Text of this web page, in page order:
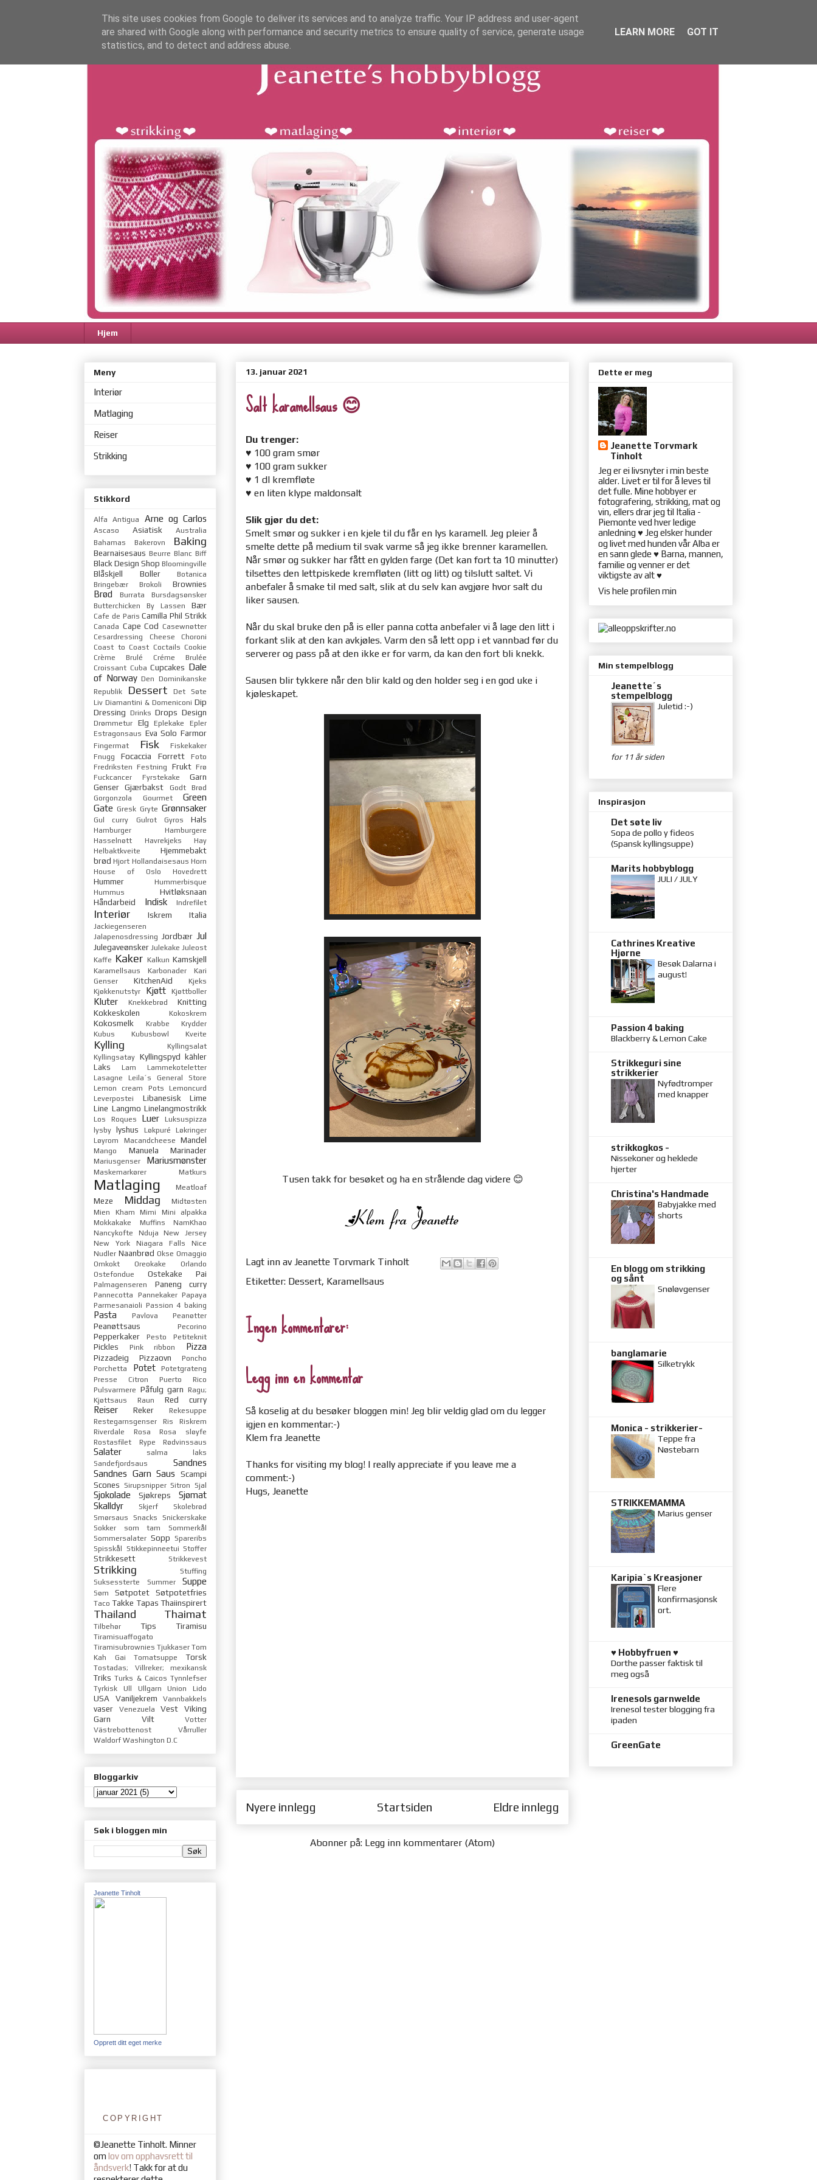
Hjem
13. januar 2021
Salt karamellsaus 😊
Du trenger:
♥ 100 gram smør
♥ 100 gram sukker
♥ 1 dl kremfløte
♥ en liten klype maldonsalt
Slik gjør du det:
Smelt smør og sukker i en kjele til du får en lys karamell. Jeg pleier å
smelte dette på medium til svak varme så jeg ikke brenner karamellen.
Når smør og sukker har fått en gylden farge (Det kan fort ta 10 minutter)
tilsettes den lettpiskede kremfløten (litt og litt) og tilslutt saltet. Vi
anbefaler å smake til med salt, slik at du selv kan avgjøre hvor salt du
liker sausen.
Når du skal bruke den på is eller panna cotta anbefaler vi å lage den litt i
forkant slik at den kan avkjøles. Varm den så lett opp i et vannbad før du
serverer og pass på at den ikke er for varm, da kan den fort bli knekk.
Sausen blir tykkere når den blir kald og den holder seg i en god uke i
kjøleskapet.
Tusen takk for besøket og ha en strålende dag videre 😊
Lagt inn avJeanette Torvmark Tinholt
Etiketter: Dessert, Karamellsaus
Ingen kommentarer:
Legg inn en kommentar
Så koselig at du besøker bloggen min! Jeg blir veldig glad om du legger
igjen en kommentar:-)
Klem fra Jeanette
Thanks for visiting my blog! I really appreciate if you leave me a
comment:-)
Hugs, Jeanette
Nyere innlegg Eldre innlegg
Startsiden
Abonner på: Legg inn kommentarer (Atom)
Meny
Interiør
Matlaging
Reiser
Strikking
Stikkord
Alfa Antigua Arne og Carlos
Ascaso Asiatisk
Australia
Bahamas
Bakerovn Baking
Bearnaisesaus Beurre Blanc Biff
Black Design Shop Bloomingville
Blåskjell Boller
Botanica
Bringebær
Brokoli Brownies
Brød Burrata
Bursdagsønsker
Butterchicken
By Lassen Bær
Cafe de Paris Camilla Phil Strikk
Canada Cape Cod Casewnøtter
Cesardressing
Cheese
Choroni
Coast to Coast Coctails Cookie
Crème Brulé
Créme Brulée
Croissant Cuba Cupcakes Dale
of Norway Den Dominikanske
Republik
Dessert
Det Søte
Liv Diamantini & Domeniconi Dip
Dressing Drinks Drops Design
Drømmetur Elg Eplekake
Epler
Estragonsaus Eva Solo Farmor
Fingermat Fisk
Fiskekaker
Fnugg
Focaccia Forrett
Foto
Fredriksten Festning
Frukt Frø
Fuckcancer
Fyrstekake
Garn
Genser Gjærbakst
Godt Brød
Gorgonzola
Gourmet
Green
Gate Gresk Gryte Grønnsaker
Gul curry Gulrot Gyros Hals
Hamburger
Hamburgere
Hasselnøtt
Havrekjeks
Hay
Helbaktkveite
Hjemmebakt
brød Hjort Hollandaisesaus Horn
House of Oslo
Hovedrett
Hummer
Hummerbisque
Hummus
Hvitløksnaan
Håndarbeid
Indisk Indrefilet
Interiør Iskrem Italia
Jackiegenseren
Jalapenosdressing
Jordbær Jul
Julegaveønsker Julekake Juleost
Kaffe Kaker Kalkun Kamskjell
Karamellsaus Karbonader
Kari
Genser
KitchenAid
Kjeks
Kjøkkenutstyr
Kjøtt Kjøttboller
Kluter Knekkebrød
Knitting
Kokkeskolen
Kokoskrem
Kokosmelk Krabbe
Krydder
Kubus
Kubusbowl Kveite
Kylling
Kyllingsalat
Kyllingsatay Kyllingspyd kähler
Laks
Lam
Lammekoteletter
Lasagne
Leila´s General Store
Lemon cream Pots
Lemoncurd
Leverpostei
Libanesisk
Lime
Line Langmo Linelangmostrikk
Los Roques Luer
Luksuspizza
lysby lyshus Løkpuré
Løkringer
Løyrom
Macandcheese Mandel
Mango Manuela Marinader
Mariusgenser Mariusmønster
Maskemarkører Matkurs
Matlaging Meatloaf
Meze Middag
Midtøsten
Mien Kham
Mimi
Mini alpakka
Mokkakake
Muffins
NamKhao
Nancykofte
Nduja
New Jersey
New York
Niagara Falls
Nice
Nudler Naanbrød Okse Omaggio
Omkokt
Oreokake
Orlando
Ostefondue
Ostekake Pai
Palmagenseren Paneng curry
Pannecotta Pannekaker Papaya
Parmesanaioli Passion 4 baking
Pasta Pavlova Peanøtter
Peanøttsaus Pecorino
Pepperkaker Pesto Petiteknit
Pickles Pink ribbon Pizza
Pizzadeig Pizzaovn
Poncho
Porchetta
Potet
Potetgrateng
Presse Citron
Puerto Rico
Pulsvarmere Påfulg garn Ragu;
Kjøttsaus
Raun Red curry
Reiser Reker
Rekesuppe
Restegarnsgenser
Ris
Riskrem
Riverdale
Rosa
Rosa sløyfe
Rostasfilet
Rype Rødvinssaus
Salater
salma laks
Sandefjordsaus
Sandnes
Sandnes Garn Saus
Scampi
Scones
Sirupsnipper Sitron Sjal
Sjokolade Sjøkreps
Sjømat
Skalldyr
Skjerf
Skolebrød
Smørsaus
Snacks
Snickerskake
Sokker
som tam
Sommerkål
Sommersalater Sopp
Spareribs
Spisskål
Stikkepinneetui Stoffer
Strikkesett Strikkevest
Strikking
Stuffing
Suksessterte
Summer Suppe
Søm Søtpotet Søtpotetfries
Taco Takke Tapas Thaiinspirert
Thailand Thaimat
Tilbehør Tips Tiramisu
Tiramisuaffogato
Tiramisubrownies Tjukkaser Tom
Kah Gai
Tomatsuppe Torsk
Tostadas; Villreker; mexikansk
Triks Turks & Caicos Tynnlefser
Tyrkisk
Ull Ullgarn Union Lido
USA Vaniljekrem Vannbakkels
vaser Venezuela Vest
Viking
Garn
Vilt
Votter
Västrebottenost
Vårruller
Waldorf Washington D.C
Bloggarkiv
Søk i bloggen min
Jeanette Tinholt
Opprett ditt eget merke
COPYRIGHT
©Jeanette Tinholt. Minner
om lov om opphavsrett til
åndsverk! Takk for at du
Dette er meg
Jeanette Torvmark
Tinholt
Jeg er ei livsnyter i min beste
alder. Livet er til for å leves til
det fulle. Mine hobbyer er
fotografering, strikking, mat og
vin, ellers drar jeg til Italia -
Piemonte ved hver ledige
anledning ♥ Jeg elsker hunder
og livet med hunden vår Alba er
en sann glede ♥ Barna, mannen,
familie og venner er det
viktigste av alt ♥
Vis hele profilen min
Min stempelblogg
Jeanette´s
stempelblogg
Juletid :-)
for 11 år siden
Inspirasjon
Det søte liv
Sopa de pollo y fideos
(Spansk kyllingsuppe)
Marits hobbyblogg
JULI / JULY
Cathrines Kreative
Hjørne
Besøk Dalarna i
august!
Passion 4 baking
Blackberry & Lemon Cake
Strikkeguri sine
strikkerier
Nyfødtromper
med knapper
strikkogkos -
Nissekoner og heklede
hjerter
Christina's Handmade
Babyjakke med
shorts
En blogg om strikking
og sånt
Snøløvgenser
banglamarie
Silketrykk
Monica - strikkerier-
Teppe fra
Nøstebarn
STRIKKEMAMMA
Marius genser
Karipia`s Kreasjoner
Flere
konfirmasjonsk
ort.
♥ Hobbyfruen ♥
Dorthe passer faktisk til
meg også
Irenesols garnwelde
Irenesol tester blogging fra
ipaden
GreenGate
This site uses cookies from Google to deliver its services and to analyze traffic. Your IP address and user-agent
are shared with Google along with performance and security metrics to ensure quality of service, generate usage
statistics, and to detect and address abuse.
LEARN MORE GOT IT